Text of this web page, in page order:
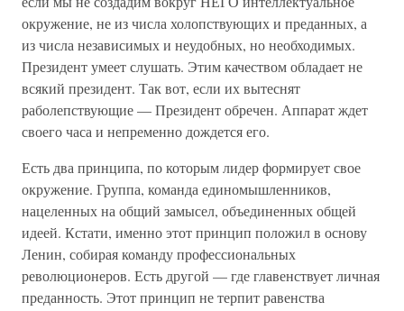
окружение, не из числа холопствующих и преданных, а
из числа независимых и неудобных, но необходимых.
Президент умеет слушать. Этим качеством обладает не
всякий президент. Так вот, если их вытеснят
раболепствующие — Президент обречен. Аппарат ждет
своего часа и непременно дождется его.
Есть два принципа, по которым лидер формирует свое
окружение. Группа, команда единомышленников,
нацеленных на общий замысел, объединенных общей
идеей. Кстати, именно этот принцип положил в основу
Ленин, собирая команду профессиональных
революционеров. Есть другой — где главенствует личная
преданность. Этот принцип не терпит равенства